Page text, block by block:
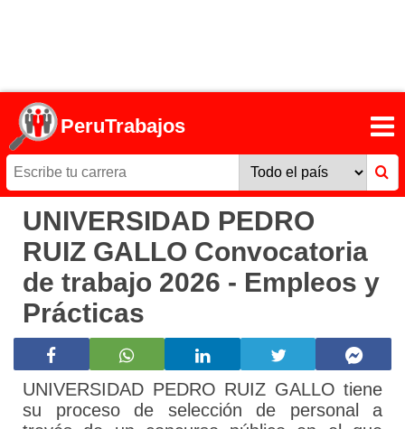
PeruTrabajos
UNIVERSIDAD PEDRO
RUIZ GALLO Convocatoria
de trabajo 2026 - Empleos y
Prácticas
UNIVERSIDAD PEDRO RUIZ GALLO tiene
su proceso de selección de personal a